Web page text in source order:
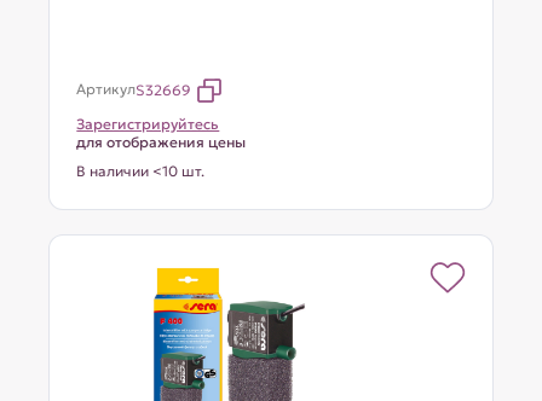
АртикулS32669
Зарегистрируйтесь
для отображения цены
В наличии <10 шт.